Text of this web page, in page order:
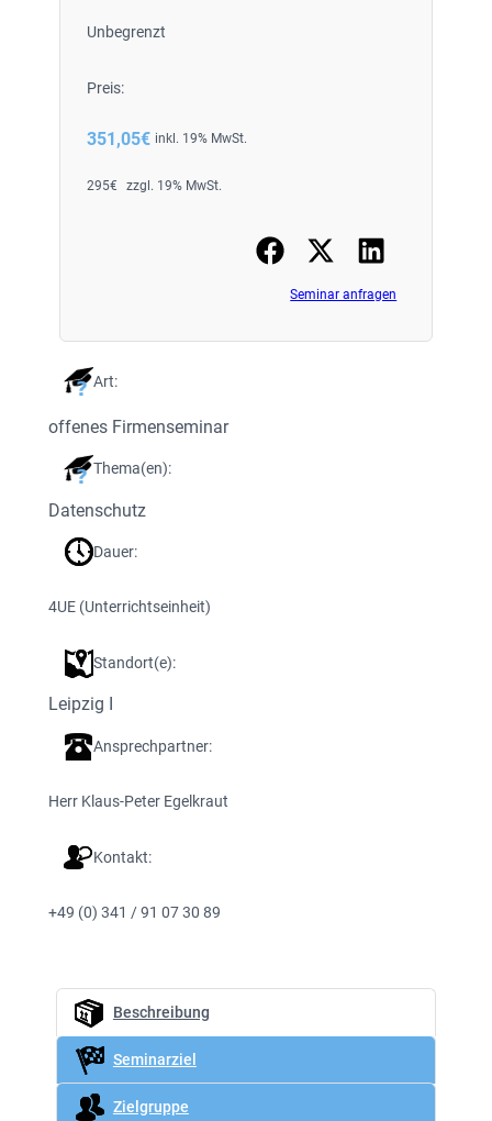
Unbegrenzt
Preis:
351,05€ inkl. 19% MwSt.
295€ zzgl. 19% MwSt.
Seminar anfragen
Art:
offenes Firmenseminar
Thema(en):
Datenschutz
Dauer:
4UE (Unterrichtseinheit)
Standort(e):
Leipzig I
Ansprechpartner:
Herr Klaus-Peter Egelkraut
Kontakt:
+49 (0) 341 / 91 07 30 89
Beschreibung
Seminarziel
Zielgruppe